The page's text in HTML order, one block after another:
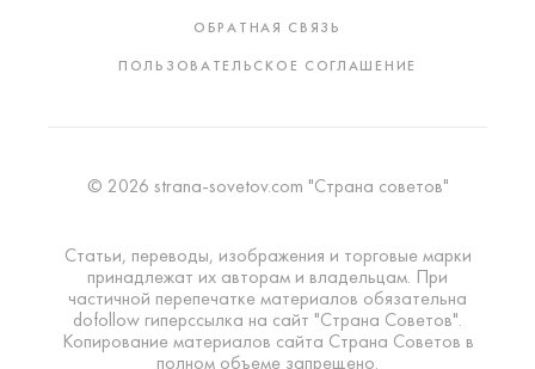
ОБРАТНАЯ СВЯЗЬ
ПОЛЬЗОВАТЕЛЬСКОЕ СОГЛАШЕНИЕ
© 2026 strana-sovetov.com "Страна советов"
Статьи, переводы, изображения и торговые марки
принадлежат их авторам и владельцам. При
частичной перепечатке материалов обязательна
dofollow гиперссылка на сайт "Страна Советов".
Копирование материалов сайта Страна Советов в
полном объеме запрещено.